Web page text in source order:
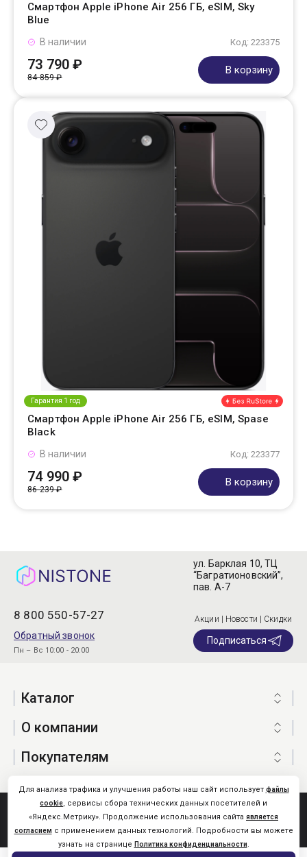
Смартфон Apple iPhone Air 256 ГБ, eSIM, Sky
Blue
Код: 223375
В наличии
73 790 ₽
84 859 ₽
В корзину
Гарантия 1 год
Смартфон Apple iPhone Air 256 ГБ, eSIM, Spase
Black
Код: 223377
В наличии
74 990 ₽
86 239 ₽
В корзину
8 800 550-57-27
Обратный звонок
Пн – Вс 10:00 - 20:00
ул. Барклая 10, ТЦ
“Багратионовский”,
пав. А-7
Акции | Новости | Скидки
Подписаться
Каталог
О компании
Покупателям
Nistone.Ru © 2026
Карта сайта
Для анализа трафика и улучшения работы наш сайт использует файлы
cookie, сервисы сбора технических данных посетителей и
«Яндекс.Метрику». Продолжение использования сайта является
согласием с применением данных технологий. Подробности вы можете
узнать на странице Политика конфиденциальности.